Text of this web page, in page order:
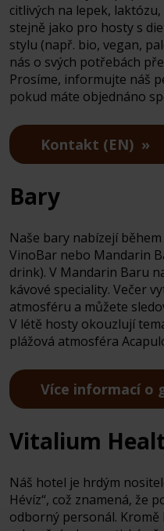
citlivých na lepek,
stejně jako pro hosty s
stylu (např. bio, vegan,
nás o svých potřebách
Prosíme, informujte náš
pokud máte objednáno
Kontakt (EN)
Bary
Naše bary nabízejí
VinoBar nebo Mandarin
drink). V Mandarin Baru
kávové speciality. Večer
atmosféru a můžete
V létě hosty okouzlují
plážová atmosféra
Více informací o
Vitalium
Náš hotel je hrdým
Hévíz“, což znamená, že
odborný personál.